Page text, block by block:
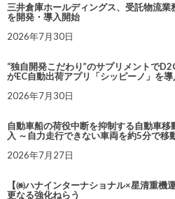
三井倉庫ホールディングス、受託物流業
を開発・導入開始
2026年7月30日
“独自開発こだわり”のサプリメントで
がEC自動出荷アプリ「シッピーノ」を導
2026年7月30日
自動車船の荷役中断を抑制する自動車
入 ～自力走行できない車両を約5分で移
2026年7月27日
【㈱ハナインターナショナル×星清重機
更なる強化ねらう